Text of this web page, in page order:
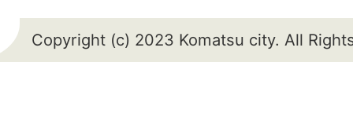
Copyright (c) 2023 Komatsu city. All